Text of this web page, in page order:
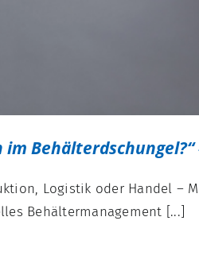
im
Logistik oder Handel –
Behältermanagement [...]